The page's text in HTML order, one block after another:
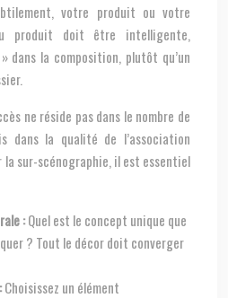
votre produit ou votre
produit doit être intelligente,
dans la composition, plutôt qu’un
ne réside pas dans le nombre de
dans la qualité de l’association
sur-scénographie, il est essentiel
:Quel est le concept unique que
? Tout le décor doit converger
Choisissez un élément